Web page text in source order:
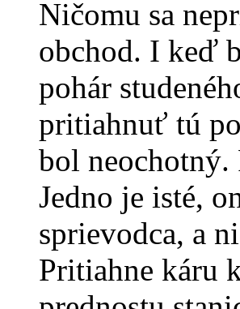
Ničomu sa
obchod. I keď
pohár
pritiahnuť tú
bol neochotný.
Jedno je isté,
sprievodca, a
Pritiahne káru